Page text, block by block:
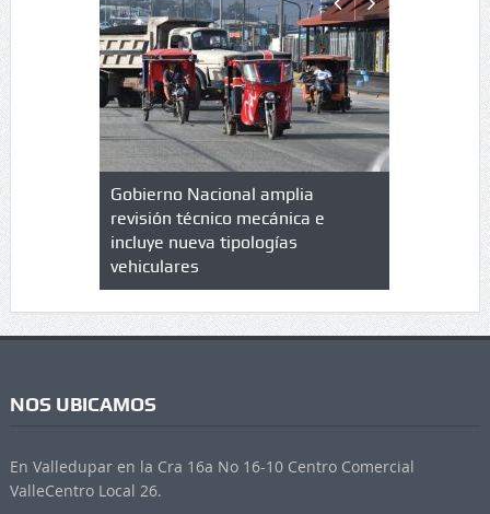
en
Gobierno Nacional amplia
revisión técnico mecánica e
incluye nueva tipologías
vehiculares
Qué es
cuáles
NOS UBICAMOS
En Valledupar en la Cra 16a No 16-10 Centro Comercial
ValleCentro Local 26.